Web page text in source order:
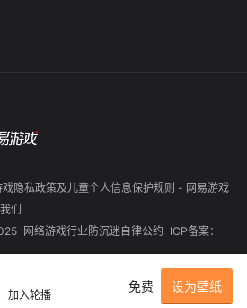
加入轮播
免费 设为壁纸
戏隐私政策及儿童个人信息保护规则 - 网易游戏
们
网络游戏行业防沉迷自律公约 ICP备案：